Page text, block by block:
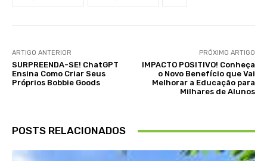
ARTIGO ANTERIOR
SURPREENDA-SE! ChatGPT
Ensina Como Criar Seus
Próprios Bobbie Goods
PRÓXIMO ARTIGO
IMPACTO POSITIVO! Conheça
o Novo Benefício que Vai
Melhorar a Educação para
Milhares de Alunos
POSTS RELACIONADOS